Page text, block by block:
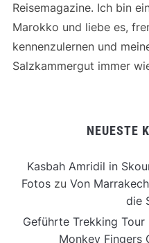
Reisemagazine. Ich bin
Marokko und liebe es,
kennenzulernen und
Salzkammergut immer
NEUESTE
Kasbah Amridil in
Fotoszu Von
die
Geführte Trekking
Monkey Fingers